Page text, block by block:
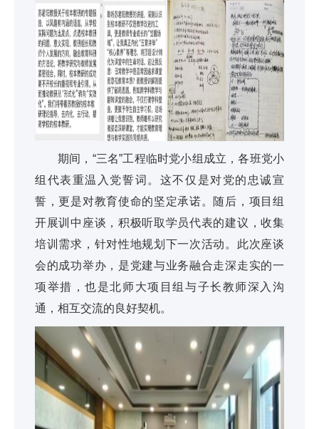
期间，“三名”工程临时党小组成立，各班党小
组代表重温入党誓词。这不仅是对党的忠诚宣
誓，更是对教育使命的坚定承诺。随后，项目组
开展训中座谈，积极听取学员代表的建议，收集
培训需求，针对性地规划下一次活动。此次座谈
会的成功举办，是党建与业务融合走深走实的一
项举措，也是北师大项目组与子长教师深入沟
通，相互交流的良好契机。